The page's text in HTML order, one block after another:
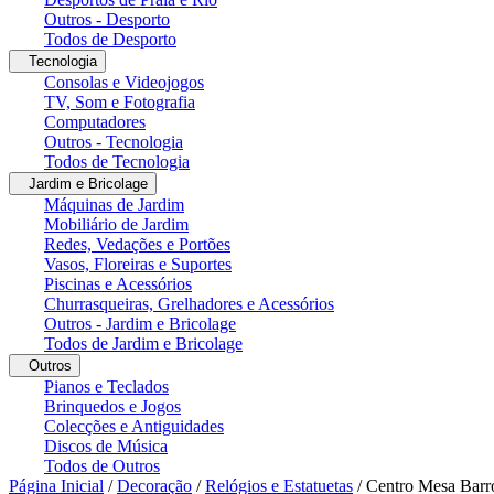
Outros - Desporto
Todos de Desporto
Tecnologia
Consolas e Videojogos
TV, Som e Fotografia
Computadores
Outros - Tecnologia
Todos de Tecnologia
Jardim e Bricolage
Máquinas de Jardim
Mobiliário de Jardim
Redes, Vedações e Portões
Vasos, Floreiras e Suportes
Piscinas e Acessórios
Churrasqueiras, Grelhadores e Acessórios
Outros - Jardim e Bricolage
Todos de Jardim e Bricolage
Outros
Pianos e Teclados
Brinquedos e Jogos
Colecções e Antiguidades
Discos de Música
Todos de Outros
Página Inicial /Decoração /Relógios e Estatuetas /Centro Mesa